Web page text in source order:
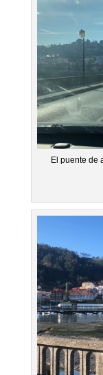
El puente de